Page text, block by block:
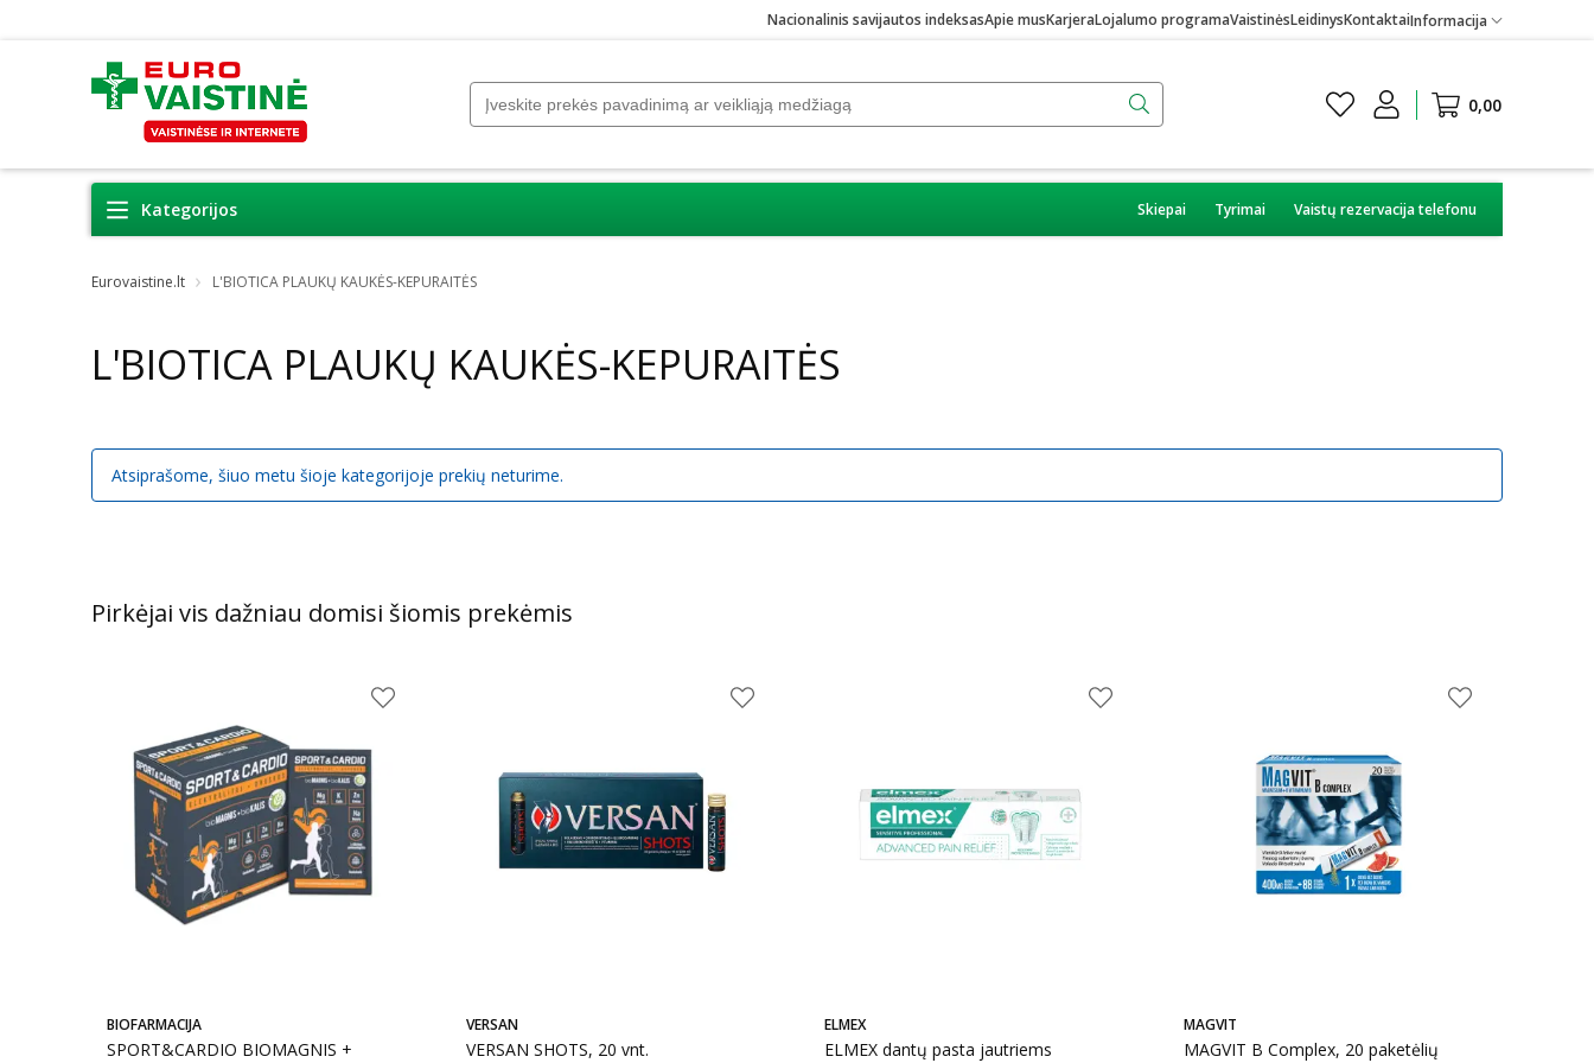
Nacionalinis savijautos indeksasApie musKarjeraLojalumo programaVaistinėsLeidinysKontaktaiInformacija
0,00
Kategorijos Skiepai Tyrimai Vaistų rezervacija telefonu
Eurovaistine.lt L'BIOTICA PLAUKŲ KAUKĖS-KEPURAITĖS
L'BIOTICA PLAUKŲ KAUKĖS-KEPURAITĖS
Atsiprašome, šiuo metu šioje kategorijoje prekių neturime.
Pirkėjai vis dažniau domisi šiomis prekėmis
BIOFARMACIJA
SPORT&CARDIO BIOMAGNIS +
VERSAN
VERSAN SHOTS, 20 vnt.
ELMEX
ELMEX dantų pasta jautriems
MAGVIT
MAGVIT B Complex, 20 paketėlių